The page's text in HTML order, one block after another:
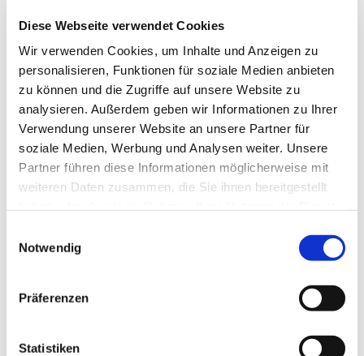
Diese Webseite verwendet Cookies
Wir verwenden Cookies, um Inhalte und Anzeigen zu
personalisieren, Funktionen für soziale Medien anbieten
zu können und die Zugriffe auf unsere Website zu
analysieren. Außerdem geben wir Informationen zu Ihrer
Verwendung unserer Website an unsere Partner für
soziale Medien, Werbung und Analysen weiter. Unsere
Partner führen diese Informationen möglicherweise mit
weiteren Daten zusammen, die Sie ihnen bereitgestellt
Notwendig
Präferenzen
Statistiken